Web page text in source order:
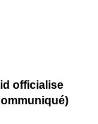
officialise